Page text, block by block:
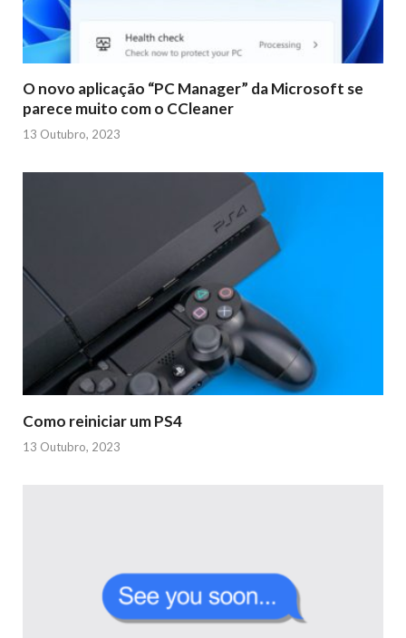
O novo aplicação “PC Manager” da Microsoft se
parece muito com o CCleaner
13 Outubro, 2023
Como reiniciar um PS4
13 Outubro, 2023